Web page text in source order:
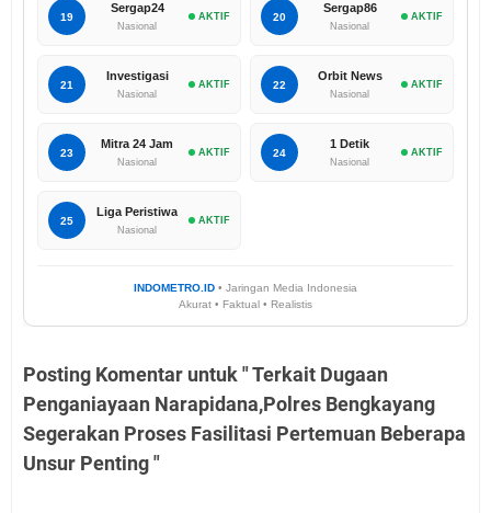
19
Sergap24
Nasional
AKTIF 20
Sergap86
Nasional
AKTIF
21
Investigasi
Nasional
AKTIF 22
Orbit News
Nasional
AKTIF
23
Mitra 24 Jam
Nasional
AKTIF 24
1 Detik
Nasional
AKTIF
25
Liga Peristiwa
Nasional
AKTIF
INDOMETRO.ID • Jaringan Media Indonesia
Akurat • Faktual • Realistis
Posting Komentar untuk " Terkait Dugaan
Penganiayaan Narapidana,Polres Bengkayang
Segerakan Proses Fasilitasi Pertemuan Beberapa
Unsur Penting "